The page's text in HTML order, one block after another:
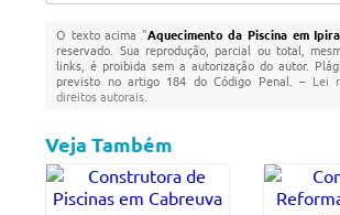
O texto acima "Aquecimento da Piscina em
reservado. Sua reprodução, parcial ou total,
links, é proibida sem a autorização do autor.
previsto no artigo 184 do Código Penal. – Lei
direitos autorais
Veja Também